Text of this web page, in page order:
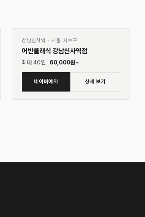
01
강남신사역 · 서울 서초구
어반클래식 강남신사역점
최대 40인 60,000원~
네이버예약 상세 보기